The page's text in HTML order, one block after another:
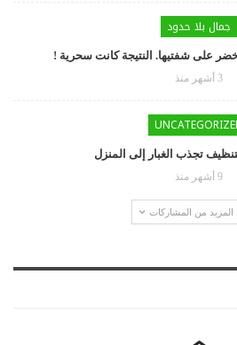
جمال بلا حدود
على شفتيها. النتيجة كانت سحرية !
3 أشهر منذ
9 أشهر منذ
المزيد من المشاركات